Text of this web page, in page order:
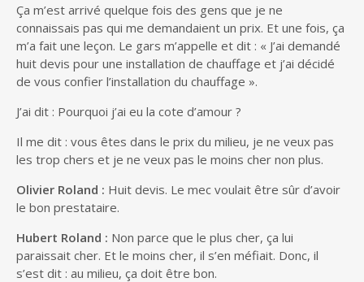
Ça m’est arrivé quelque fois des gens que je ne
connaissais pas qui me demandaient un prix. Et une fois, ça
m’a fait une leçon. Le gars m’appelle et dit : « J’ai demandé
huit devis pour une installation de chauffage et j’ai décidé
de vous confier l’installation du chauffage ».
J’ai dit : Pourquoi j’ai eu la cote d’amour ?
Il me dit : vous êtes dans le prix du milieu, je ne veux pas
les trop chers et je ne veux pas le moins cher non plus.
Olivier Roland : Huit devis. Le mec voulait être sûr d’avoir
le bon prestataire.
Hubert Roland : Non parce que le plus cher, ça lui
paraissait cher. Et le moins cher, il s’en méfiait. Donc, il
s’est dit : au milieu, ça doit être bon.